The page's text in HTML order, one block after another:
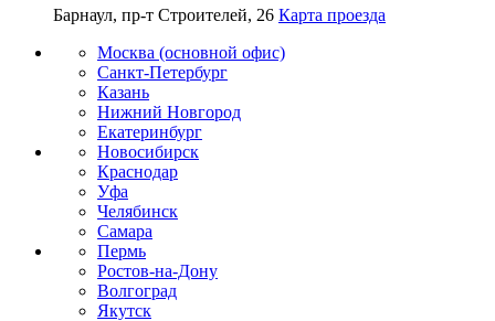
Барнаул, пр-т Строителей, 26 Карта проезда
Москва (основной офис)
Санкт-Петербург
Казань
Нижний Новгород
Екатеринбург
Новосибирск
Краснодар
Уфа
Челябинск
Самара
Пермь
Ростов-на-Дону
Волгоград
Якутск